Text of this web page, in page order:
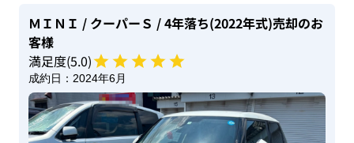
ＭＩＮＩ / クーパーＳ / 4年落ち(2022年式)売却のお
客様
満足度(5.0)
成約日： 2024年6月